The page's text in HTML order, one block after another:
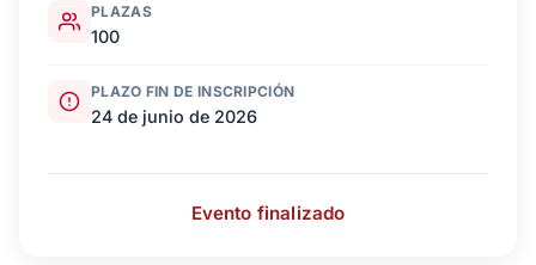
PLAZAS
100
PLAZO FIN DE INSCRIPCIÓN
24 de junio de 2026
Evento finalizado